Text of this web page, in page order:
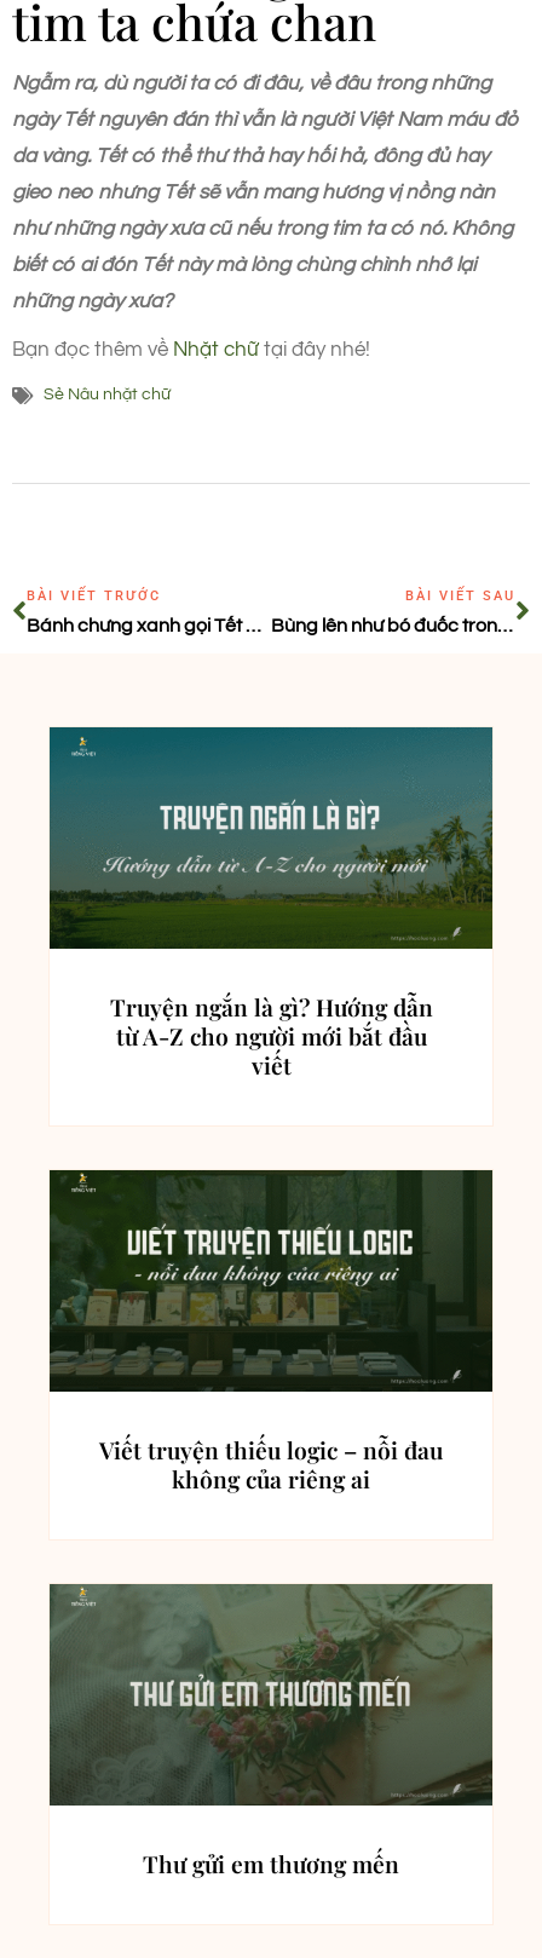
tim ta chứa chan
Ngẫm ra, dù người ta có đi đâu, về đâu trong những
ngày Tết nguyên đán thì vẫn là người Việt Nam máu đỏ
da vàng. Tết có thể thư thả hay hối hả, đông đủ hay
gieo neo nhưng Tết sẽ vẫn mang hương vị nồng nàn
như những ngày xưa cũ nếu trong tim ta có nó. Không
biết có ai đón Tết này mà lòng chùng chình nhớ lại
những ngày xưa?
Bạn đọc thêm về Nhặt chữtại đây nhé!
Sẻ Nâu nhặt chữ
BÀI VIẾT TRƯỚC
Bánh chưng xanh gọi Tết an lành
BÀI VIẾT SAU
Bùng lên như bó đuốc trong năm 2022
Truyện ngắn là gì? Hướng dẫn
từ A-Z cho người mới bắt đầu
viết
Viết truyện thiếu logic – nỗi đau
không của riêng ai
Thư gửi em thương mến